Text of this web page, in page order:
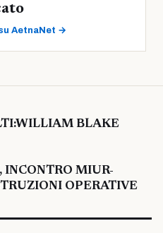
AetnaNet →
BLAKE
INCONTRO MIUR-
OPERATIVE